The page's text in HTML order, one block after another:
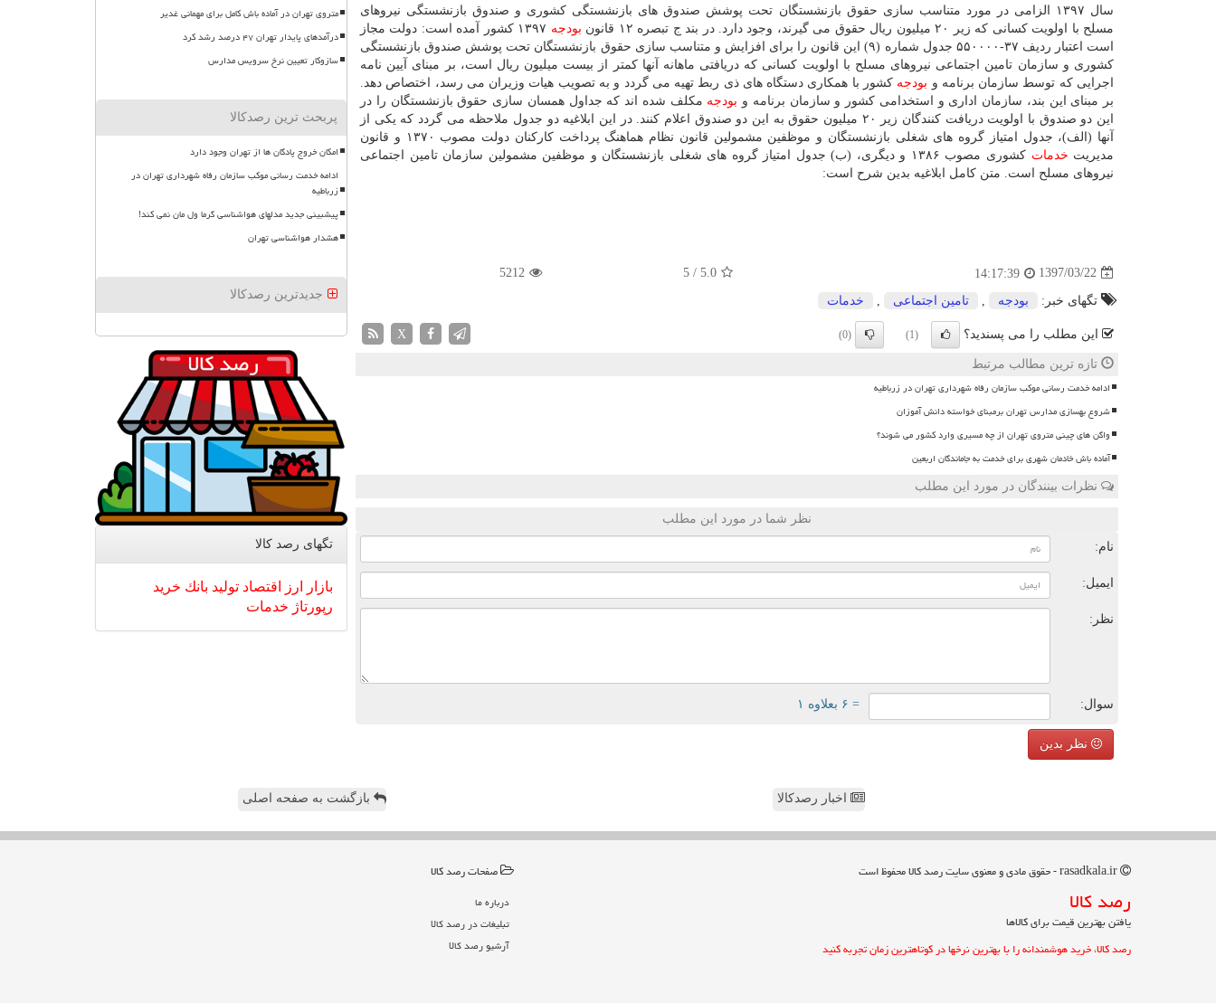
سال ۱۳۹۷ الزامی در مورد متناسب سازی حقوق بازنشستگان تحت پوشش صندوق های بازنشستگی كشوری و صندوق بازنشستگی نیروهای
مسلح با اولویت كسانی كه زیر ۲۰ میلیون ریال حقوق می گیرند، وجود دارد. در بند ج تبصره ۱۲ قانون
بودجه
۱۳۹۷ كشور آمده است: دولت مجاز
است اعتبار ردیف ۳۷-۵۵۰۰۰۰ جدول شماره (۹) این قانون را برای افزایش و متناسب سازی حقوق بازنشستگان تحت پوشش صندوق بازنشستگی
كشوری و سازمان تامین اجتماعی نیروهای مسلح با اولویت كسانی كه دریافتی ماهانه آنها كمتر از بیست میلیون ریال است، بر مبنای آیین نامه
اجرایی كه توسط سازمان برنامه و بودجه كشور با همكاری دستگاه های ذی ربط تهیه می گردد و به تصویب هیات وزیران می رسد، اختصاص دهد.
بر مبنای این بند، سازمان اداری و استخدامی كشور و سازمان برنامه و بودجه مكلف شده اند كه جداول همسان سازی حقوق بازنشستگان را در
این دو صندوق با اولویت دریافت كنندگان زیر ۲۰ میلیون حقوق به این دو صندوق اعلام كنند. در این ابلاغیه دو جدول ملاحظه می گردد كه یكی از
آنها (الف)، جدول امتیاز گروه های شغلی بازنشستگان و موظفین مشمولین قانون نظام هماهنگ پرداخت كاركنان دولت مصوب ۱۳۷۰ و قانون
مدیریت خدمات
كشوری مصوب ۱۳۸۶ و دیگری، (ب) جدول امتیاز گروه های شغلی بازنشستگان و موظفین مشمولین سازمان تامین اجتماعی
نیروهای مسلح است. متن كامل ابلاغیه بدین شرح است:
1397/03/22
14:17:39
5.0
/
5
5212
تگهای خبر: بودجه تامین اجتماعی خدمات
این مطلب را می پسندید؟ (1)
(0)
X
تازه ترین مطالب مرتبط
ادامه خدمت رسانی موکب سازمان رفاه شهرداری تهران در زرباطیه
شروع بهسازی مدارس تهران برمبنای خواسته دانش آموزان
واگن های چینی متروی تهران از چه مسیری وارد کشور می شوند؟
آماده باش خادمان شهری برای خدمت به جاماندگان اربعین
نظرات بینندگان در مورد این مطلب
نظر شما در مورد این مطلب
نام:
ایمیل:
نظر:
سوال: = ۶ بعلاوه ۱
نظر بدین
متروی تهران در آماده باش کامل برای مهمانی غدیر
درآمدهای پایدار تهران ۴۷ درصد رشد کرد
سازوکار تعیین نرخ سرویس مدارس
پربحث ترین رصدکالا
امکان خروج پادگان ها از تهران وجود دارد
ادامه خدمت رسانی موکب سازمان رفاه شهرداری تهران در
زرباطیه
پیشبینی جدید مدلهای هواشناسی گرما ول مان نمی کند!
هشدار هواشناسی تهران
جدیدترین رصدکالا
تگهای رصد كالا
بازار ارز اقتصاد تولید بانك خرید
رپورتاژ خدمات
اخبار رصدکالا بازگشت به صفحه اصلی
رصد كالا
یافتن بهترین قیمت برای کالاها
رصد کالا، خرید هوشمندانه را با بهترین نرخها در کوتاهترین زمان تجربه کنید
صفحات رصد كالا
درباره ما
تبلیغات در رصد كالا
آرشیو رصد كالا